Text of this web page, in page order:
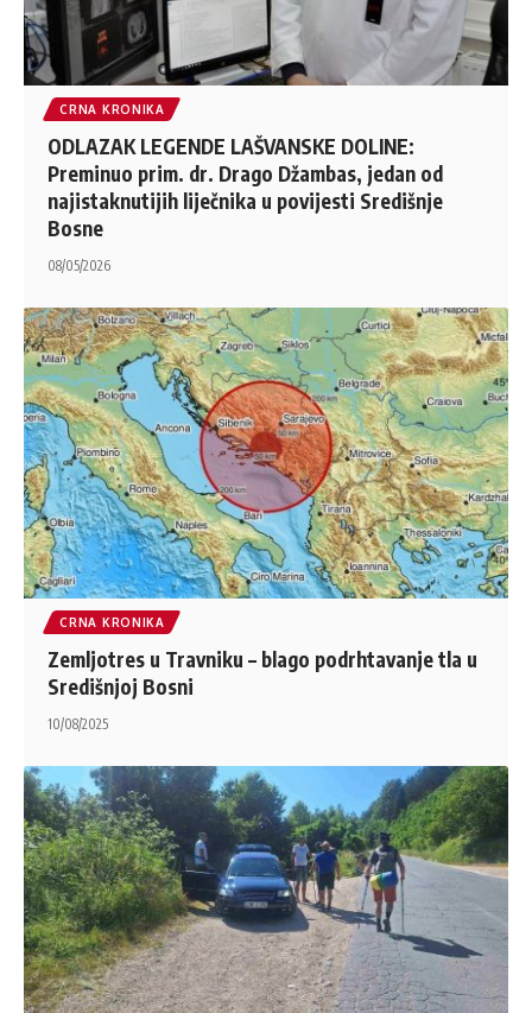
CRNA KRONIKA
ODLAZAK LEGENDE LAŠVANSKE DOLINE:
Preminuo prim. dr. Drago Džambas, jedan od
najistaknutijih liječnika u povijesti Središnje
Bosne
08/05/2026
CRNA KRONIKA
Zemljotres u Travniku – blago podrhtavanje tla u
Središnjoj Bosni
10/08/2025